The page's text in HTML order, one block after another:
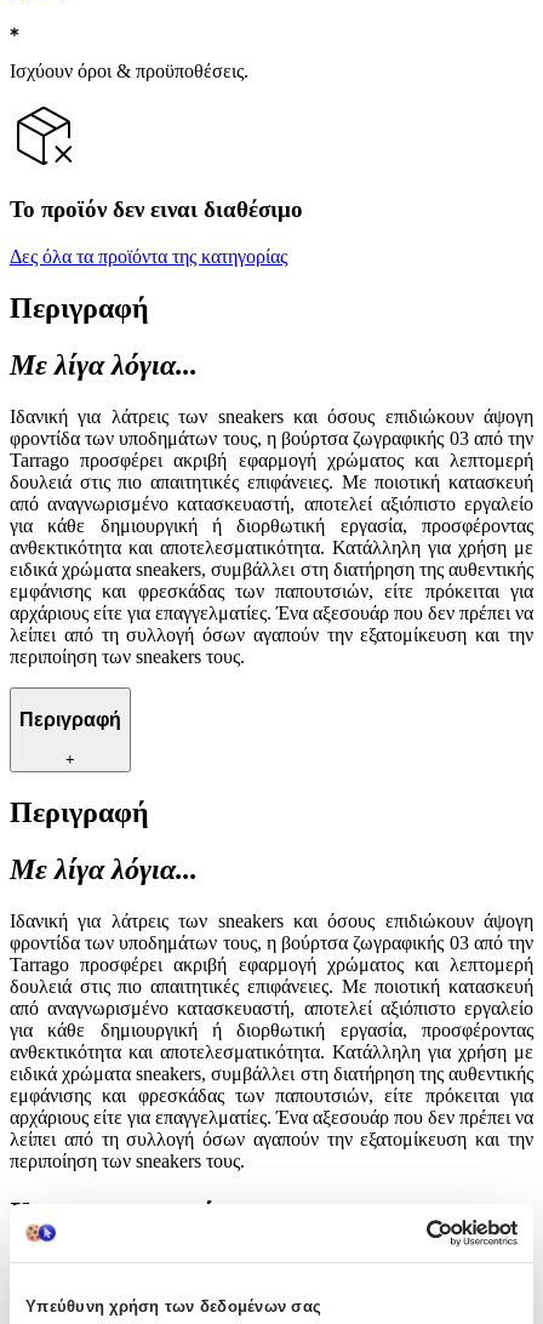
Υπεύθυνη χρήση των δεδομένων σας
Ισχύουν όροι & προϋποθέσεις.
Το προϊόν δεν ειναι διαθέσιμο
Δες όλα τα προϊόντα της κατηγορίας
Περιγραφή
Με λίγα λόγια...
Ιδανική για λάτρεις των sneakers και όσους επιδιώκουν άψογη
φροντίδα των υποδημάτων τους, η βούρτσα ζωγραφικής 03 από την
Tarrago προσφέρει ακριβή εφαρμογή χρώματος και λεπτομερή
δουλειά στις πιο απαιτητικές επιφάνειες. Με ποιοτική κατασκευή
από αναγνωρισμένο κατασκευαστή, αποτελεί αξιόπιστο εργαλείο
για κάθε δημιουργική ή διορθωτική εργασία, προσφέροντας
ανθεκτικότητα και αποτελεσματικότητα. Κατάλληλη για χρήση με
ειδικά χρώματα sneakers, συμβάλλει στη διατήρηση της αυθεντικής
εμφάνισης και φρεσκάδας των παπουτσιών, είτε πρόκειται για
αρχάριους είτε για επαγγελματίες. Ένα αξεσουάρ που δεν πρέπει να
λείπει από τη συλλογή όσων αγαπούν την εξατομίκευση και την
περιποίηση των sneakers τους.
Περιγραφή
+
Περιγραφή
Με λίγα λόγια...
Ιδανική για λάτρεις των sneakers και όσους επιδιώκουν άψογη
φροντίδα των υποδημάτων τους, η βούρτσα ζωγραφικής 03 από την
Tarrago προσφέρει ακριβή εφαρμογή χρώματος και λεπτομερή
δουλειά στις πιο απαιτητικές επιφάνειες. Με ποιοτική κατασκευή
από αναγνωρισμένο κατασκευαστή, αποτελεί αξιόπιστο εργαλείο
για κάθε δημιουργική ή διορθωτική εργασία, προσφέροντας
ανθεκτικότητα και αποτελεσματικότητα. Κατάλληλη για χρήση με
ειδικά χρώματα sneakers, συμβάλλει στη διατήρηση της αυθεντικής
εμφάνισης και φρεσκάδας των παπουτσιών, είτε πρόκειται για
αρχάριους είτε για επαγγελματίες. Ένα αξεσουάρ που δεν πρέπει να
λείπει από τη συλλογή όσων αγαπούν την εξατομίκευση και την
περιποίηση των sneakers τους.
Χαρακτηριστικά
Κατασκευαστής:
Tarrago